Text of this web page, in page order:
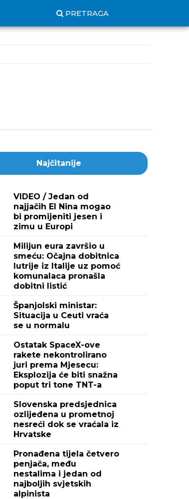
PRETRAGA
Najčitanije
VIDEO / Jedan od
najjačih El Nina mogao
bi promijeniti jesen i
zimu u Europi
Milijun eura završio u
smeću: Očajna dobitnica
lutrije iz Italije uz pomoć
komunalaca pronašla
dobitni listić
Španjolski ministar:
Situacija u Ceuti vraća
se u normalu
Ostatak SpaceX-ove
rakete nekontrolirano
juri prema Mjesecu:
Eksplozija će biti snažna
poput tri tone TNT-a
Slovenska predsjednica
ozlijeđena u prometnoj
nesreći dok se vraćala iz
Hrvatske
Pronađena tijela četvero
penjača, među
nestalima i jedan od
najboljih svjetskih
alpinista